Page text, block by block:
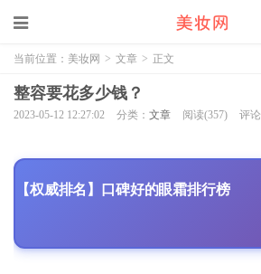
当前位置： 美妆网 > 文章 > 正文
整容要花多少钱？
2023-05-12 12:27:02 分类： 文章 阅读(357) 评
【权威排名】口碑好的眼霜排行榜